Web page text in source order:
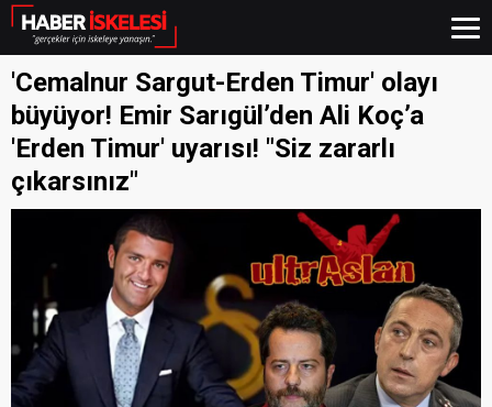
'Cemalnur Sargut-Erden Timur' olayı
büyüyor! Emir Sarıgül’den Ali Koç’a
'Erden Timur' uyarısı! "Siz zararlı
çıkarsınız"